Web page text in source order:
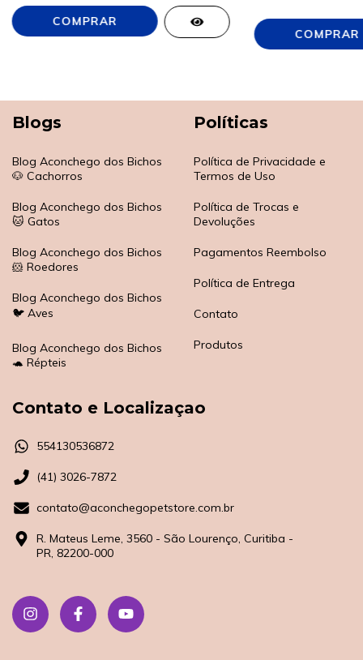
Blogs
Blog Aconchego dos Bichos
🐶 Cachorros
Blog Aconchego dos Bichos
🐱 Gatos
Blog Aconchego dos Bichos
🐹 Roedores
Blog Aconchego dos Bichos
🐦 Aves
Blog Aconchego dos Bichos
🐢 Répteis
Políticas
Política de Privacidade e
Termos de Uso
Política de Trocas e
Devoluções
Pagamentos Reembolso
Política de Entrega
Contato
Produtos
Contato e Localizaçao
554130536872
(41) 3026-7872
contato@aconchegopetstore.com.br
R. Mateus Leme, 3560 - São Lourenço, Curitiba -
PR, 82200-000